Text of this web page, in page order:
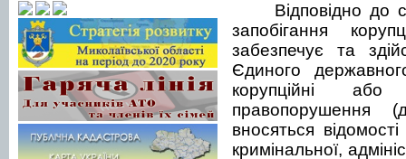
Відповідно до
запобігання
забезпечує та
Єдиного
корупційні
правопорушення
вносяться
кримінальної,